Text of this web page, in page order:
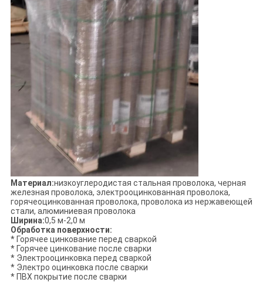
Материал:низкоуглеродистая стальная проволока, черная
железная проволока, электрооцинкованная проволока,
горячеоцинкованная проволока, проволока из нержавеющей
стали, алюминиевая проволока
Ширина:0,5 м-2,0 м
Обработка поверхности:
* Горячее цинкование перед сваркой
* Горячее цинкование после сварки
* Электрооцинковка перед сваркой
* Электро оцинковка после сварки
* ПВХ покрытие после сварки